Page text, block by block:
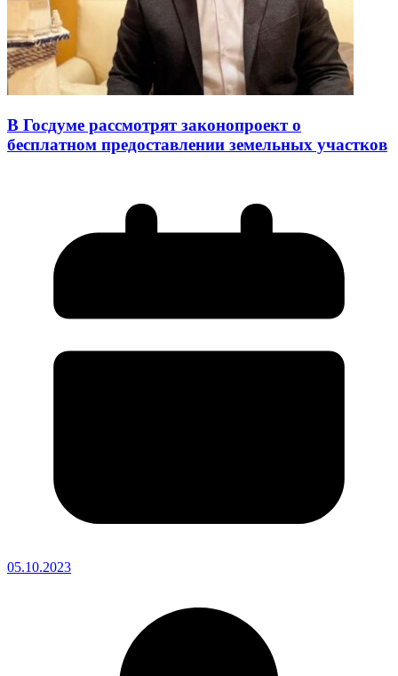
В Госдуме рассмотрят законопроект о
бесплатном предоставлении земельных участков
05.10.2023